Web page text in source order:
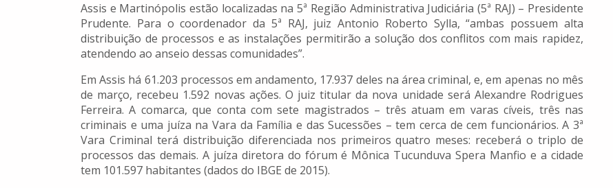
Assis e Martinópolis estão localizadas na 5ª Região Administrativa Judiciária (5ª RAJ) – Presidente
Prudente. Para o coordenador da 5ª RAJ, juiz Antonio Roberto Sylla, “ambas possuem alta
distribuição de processos e as instalações permitirão a solução dos conflitos com mais rapidez,
atendendo ao anseio dessas comunidades”.
Em Assis há 61.203 processos em andamento, 17.937 deles na área criminal, e, em apenas no mês
de março, recebeu 1.592 novas ações. O juiz titular da nova unidade será Alexandre Rodrigues
Ferreira. A comarca, que conta com sete magistrados – três atuam em varas cíveis, três nas
criminais e uma juíza na Vara da Família e das Sucessões – tem cerca de cem funcionários. A 3ª
Vara Criminal terá distribuição diferenciada nos primeiros quatro meses: receberá o triplo de
processos das demais. A juíza diretora do fórum é Mônica Tucunduva Spera Manfio e a cidade
tem 101.597 habitantes (dados do IBGE de 2015).